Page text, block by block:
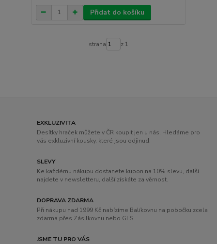
Přidat do košíku
strana z 1
EXKLUZIVITA
Desítky hraček můžete v ČR koupit jen u nás. Hledáme pro
vás exkluzivní kousky, které jsou odjinud.
SLEVY
Ke každému nákupu dostanete kupon na 10% slevu, další
najdete v newsletteru, další získáte za věrnost.
DOPRAVA ZDARMA
Při nákupu nad 1999 Kč nabízíme Balíkovnu na pobočku zcela
zdarma přes Zásilkovnu nebo GLS.
JSME TU PRO VÁS